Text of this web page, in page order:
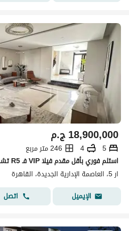
ج.م18,900,000
5
4
246 متر مربع
ار 5، العاصمة الإدارية الجديدة، القاهرة
الإيميل
اتصل